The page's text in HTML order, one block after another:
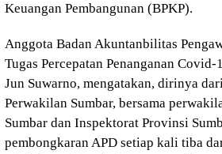
Keuangan Pembangunan (BPKP).
Anggota Badan Akuntanbilitas
Tugas Percepatan Penanganan
Jun Suwarno, mengatakan, dirinya
Perwakilan Sumbar, bersama
Sumbar dan Inspektorat Provinsi
pembongkaran APD setiap kali tiba